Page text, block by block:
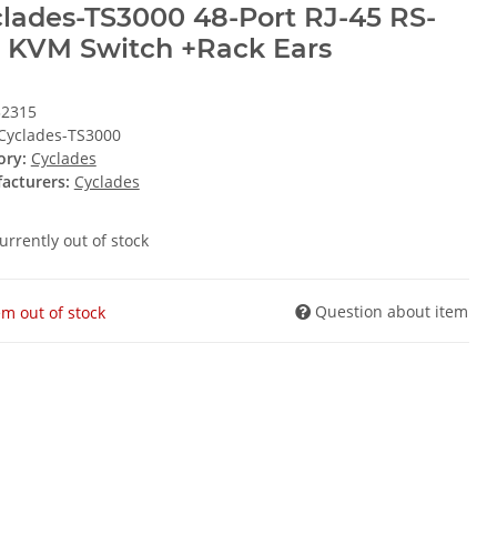
TS3000 48-Port RJ-45 RS-
KVM Switch +Rack Ears
TS3000
Cyclades
Cyclades
out of stock
out of stock Question about item